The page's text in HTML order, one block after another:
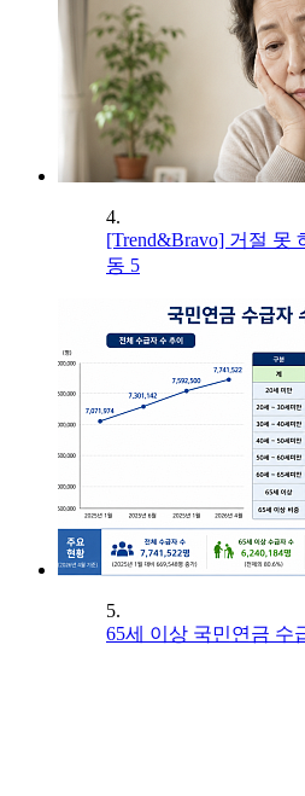
4.
[Trend&Bravo] 거절 못
동 5
5.
65세 이상 국민연금 수